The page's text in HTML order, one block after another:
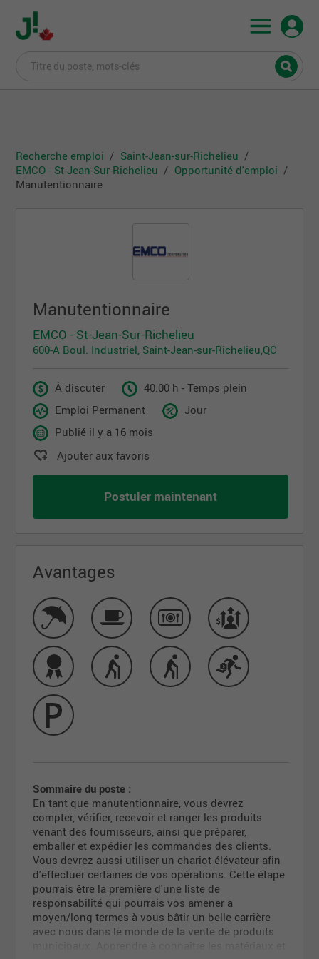
Recherche emploi
Saint-Jean-sur-Richelieu
EMCO - St-Jean-Sur-Richelieu
Opportunité d'emploi
Manutentionnaire
Manutentionnaire
EMCO - St-Jean-Sur-Richelieu
600-A Boul. Industriel, Saint-Jean-sur-Richelieu,QC
À discuter
40.00 h - Temps plein
Emploi Permanent
Jour
Publié il y a 16 mois
Ajouter aux favoris
Postuler maintenant
Avantages
Sommaire du poste :
En tant que manutentionnaire, vous devrez
compter, vérifier, recevoir et ranger les produits
venant des fournisseurs, ainsi que préparer,
emballer et expédier les commandes des clients.
Vous devrez aussi utiliser un chariot élévateur afin
d'effectuer certaines de vos opérations. Cette étape
pourrais être la première d'une liste de
responsabilité qui pourrais vos amener a
moyen/long termes à vous bâtir un belle carrière
avec nous dans le monde de la vente de produits
municipaux. Apprendre à connaitre les matériaux et